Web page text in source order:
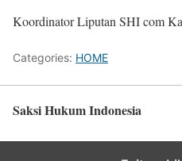
Koordinator Liputan SHI com
Categories: HOME
Saksi Hukum Indonesia